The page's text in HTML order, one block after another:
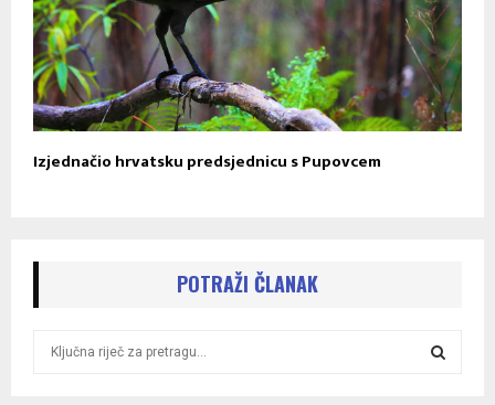
Izjednačio hrvatsku predsjednicu s Pupovcem
POTRAŽI ČLANAK